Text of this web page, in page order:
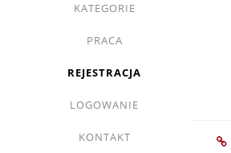
KATEGORIE
PRACA
REJESTRACJA
LOGOWANIE
KONTAKT